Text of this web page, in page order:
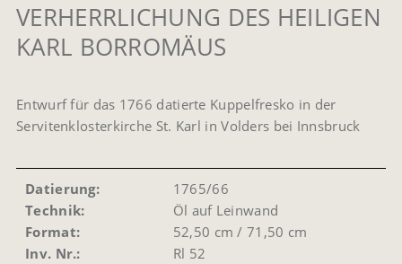
VERHERRLICHUNG DES HEILIGEN
KARL BORROMÄUS
Entwurf für das 1766 datierte Kuppelfresko in der
Servitenklosterkirche St. Karl in Volders bei Innsbruck
Datierung:
Technik:
Format:
Inv. Nr.:
1765/66
Öl auf Leinwand
52,50 cm / 71,50 cm
Rl 52